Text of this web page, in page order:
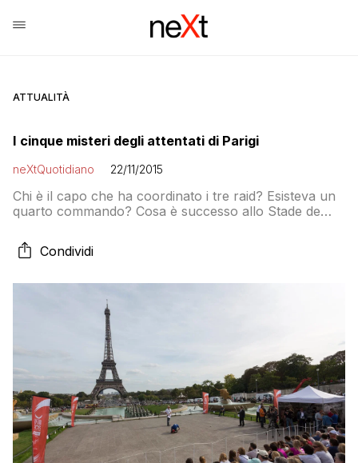
ATTUALITÀ
I cinque misteri degli attentati di Parigi
neXtQuotidiano 22/11/2015
Chi è il capo che ha coordinato i tre raid? Esisteva un
quarto commando? Cosa è successo allo Stade de
stato il ruolo di Abaaoud?
Condividi